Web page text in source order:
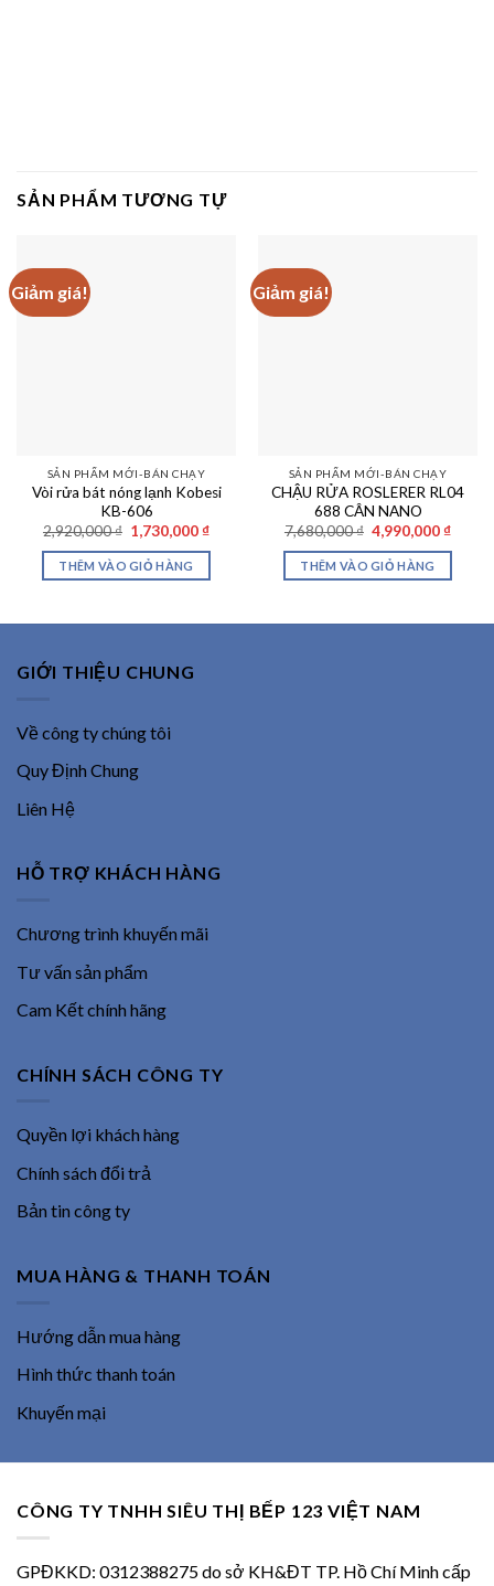
SẢN PHẨM TƯƠNG TỰ
Giảm giá!
SẢN PHẨM MỚI-BÁN CHẠY
Vòi rửa bát nóng lạnh Kobesi
KB-606
2,920,000₫ Giá
gốc
là:
2,920,000 ₫.
1,730,000 ₫Giá
THÊM VÀO GIỎ HÀNG
Giảm giá!
SẢN PHẨM MỚI-BÁN CHẠY
CHẬU RỬA ROSLERER RL04
688 CÂN NANO
7,680,000₫ Giá
gốc
là:
7,680,000 ₫.
4,990,000 ₫Giá
THÊM VÀO GIỎ HÀNG
GIỚI THIỆU CHUNG
Về công ty chúng tôi
Quy Định Chung
Liên Hệ
HỖ TRỢ KHÁCH HÀNG
Chương trình khuyến mãi
Tư vấn sản phẩm
Cam Kết chính hãng
CHÍNH SÁCH CÔNG TY
Quyền lợi khách hàng
Chính sách đổi trả
Bản tin công ty
MUA HÀNG & THANH TOÁN
Hướng dẫn mua hàng
Hình thức thanh toán
Khuyến mại
CÔNG TY TNHH SIÊU THỊ BẾP 123 VIỆT NAM
GPĐKKD: 0312388275 do sở KH&ĐT TP. Hồ Chí Minh cấp